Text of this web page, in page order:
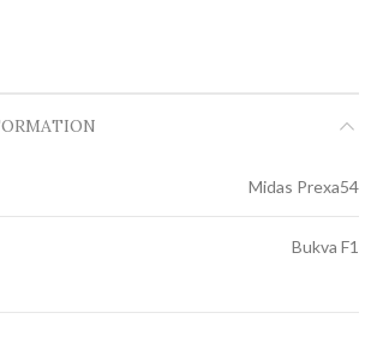
Midas Prexa54
Bukva F1